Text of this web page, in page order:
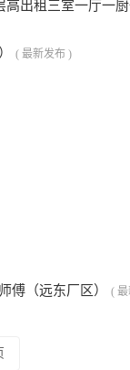
高出租三室一厅一
( 最新发布 )
傅（远东厂区） (